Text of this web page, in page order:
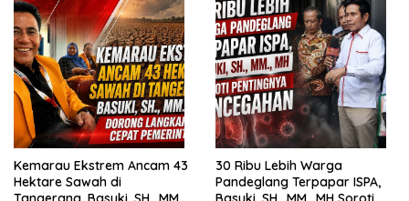
Kemarau Ekstrem Ancam 43
Hektare Sawah di
30 Ribu Lebih Warga
Pandeglang Terpapar ISPA,